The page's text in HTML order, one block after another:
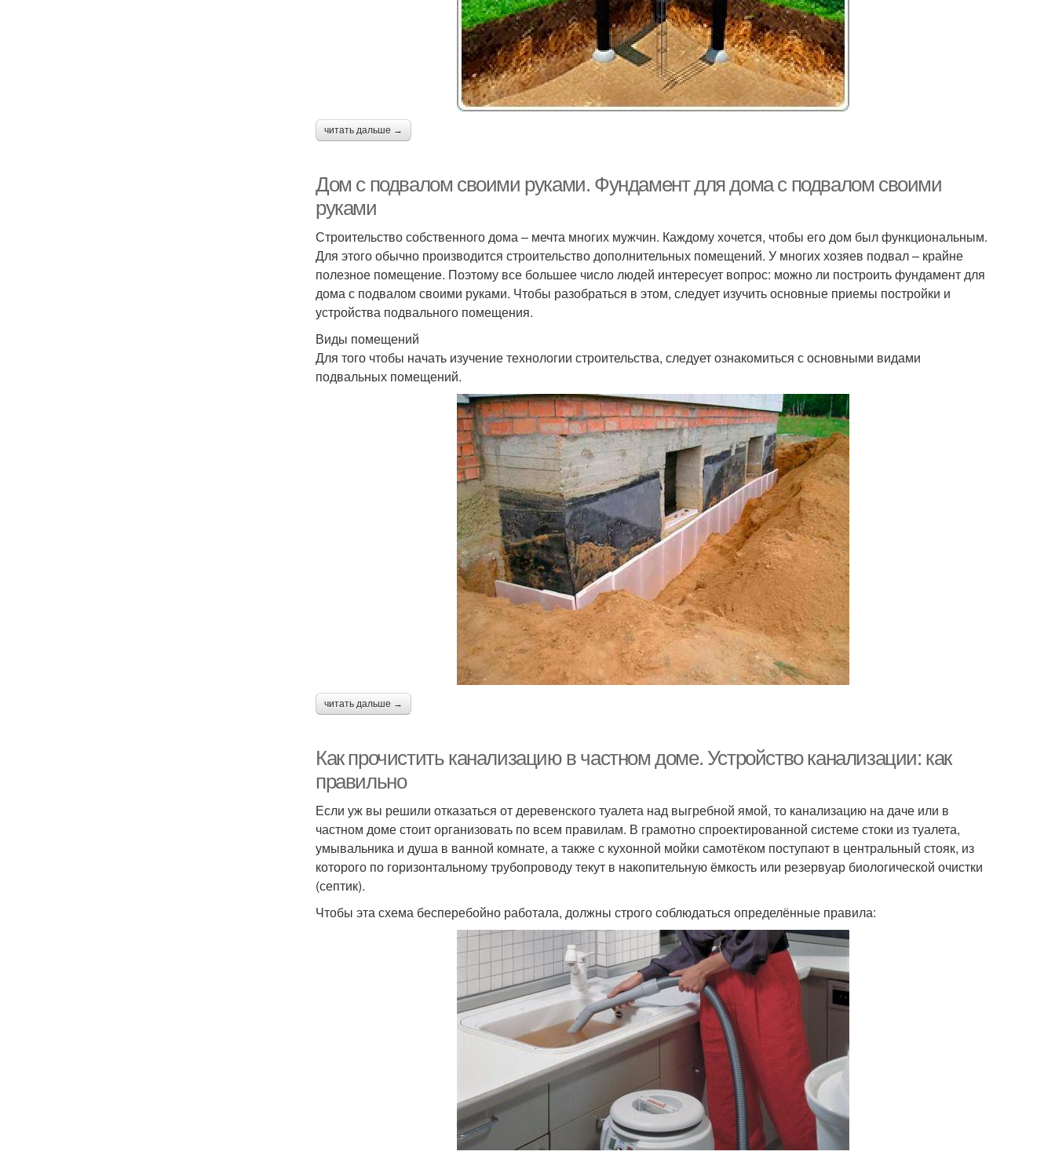
читать дальше →
Дом с подвалом своими руками. Фундамент для дома с подвалом своими
руками
Строительство собственного дома – мечта многих мужчин. Каждому хочется, чтобы его дом был функциональным.
Для этого обычно производится строительство дополнительных помещений. У многих хозяев подвал – крайне
полезное помещение. Поэтому все большее число людей интересует вопрос: можно ли построить фундамент для
дома с подвалом своими руками. Чтобы разобраться в этом, следует изучить основные приемы постройки и
устройства подвального помещения.
Виды помещений
Для того чтобы начать изучение технологии строительства, следует ознакомиться с основными видами
подвальных помещений.
читать дальше →
Как прочистить канализацию в частном доме. Устройство канализации: как
правильно
Если уж вы решили отказаться от деревенского туалета над выгребной ямой, то канализацию на даче или в
частном доме стоит организовать по всем правилам. В грамотно спроектированной системе стоки из туалета,
умывальника и душа в ванной комнате, а также с кухонной мойки самотёком поступают в центральный стояк, из
которого по горизонтальному трубопроводу текут в накопительную ёмкость или резервуар биологической очистки
(септик).
Чтобы эта схема бесперебойно работала, должны строго соблюдаться определённые правила: